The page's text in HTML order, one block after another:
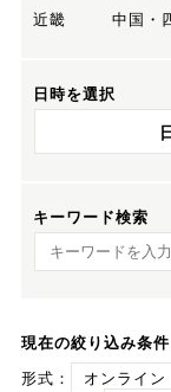
近畿
中国・
日時を選択
キーワード検索
キーワード検索
現在の絞り込み条件
形式：
オンライン